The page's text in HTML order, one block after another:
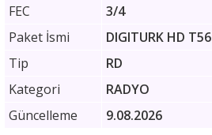
FEC
3/4
Paket İsmi
DIGITURK HD T56
Tip
RD
Kategori
RADYO
Güncelleme
9.08.2026